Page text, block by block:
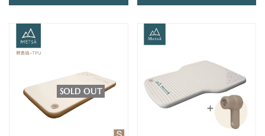
SOLD OUT